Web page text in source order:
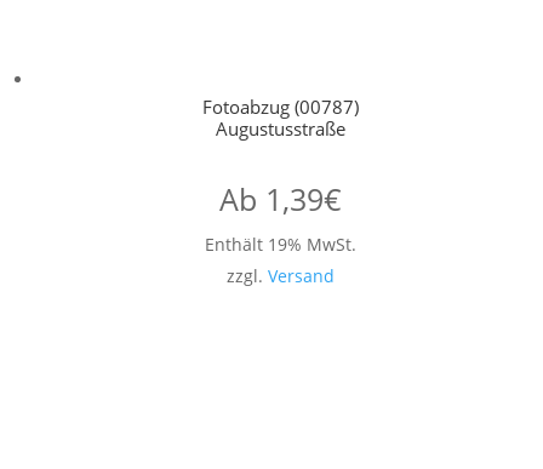
Fotoabzug (00787)
Augustusstraße
Ab 1,39€
Enthält 19% MwSt.
zzgl. Versand